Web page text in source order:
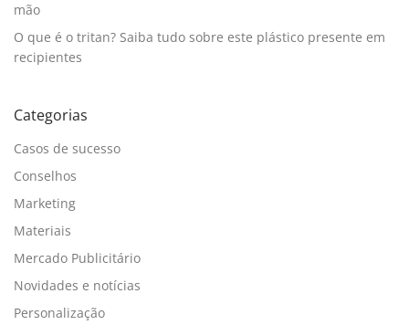
mão
O que é o tritan? Saiba tudo sobre este plástico presente em
recipientes
Categorias
Casos de sucesso
Conselhos
Marketing
Materiais
Mercado Publicitário
Novidades e notícias
Personalização